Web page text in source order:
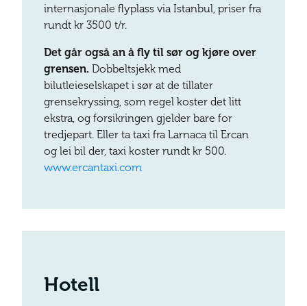
internasjonale flyplass via Istanbul, priser fra
rundt kr 3500 t/r.
Det går også an å fly til sør og kjøre over
grensen. Dobbeltsjekk med
bilutleieselskapet i sør at de tillater
grensekryssing, som regel koster det litt
ekstra, og forsikringen gjelder bare for
tredjepart. Eller ta taxi fra Larnaca til Ercan
og lei bil der, taxi koster rundt kr 500.
www.ercantaxi.com
Hotell